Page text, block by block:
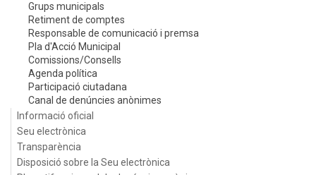
Grups municipals
Retiment de comptes
Responsable de comunicació i premsa
Pla d'Acció Municipal
Comissions/Consells
Agenda política
Participació ciutadana
Canal de denúncies anònimes
Informació oficial
Seu electrònica
Transparència
Disposició sobre la Seu electrònica